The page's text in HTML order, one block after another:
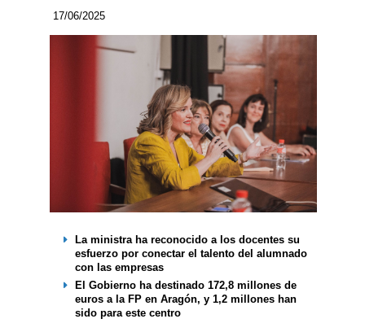
17/06/2025
La ministra ha reconocido a los docentes su
esfuerzo por conectar el talento del alumnado
con las empresas
El Gobierno ha destinado 172,8 millones de
euros a la FP en Aragón, y 1,2 millones han
sido para este centro